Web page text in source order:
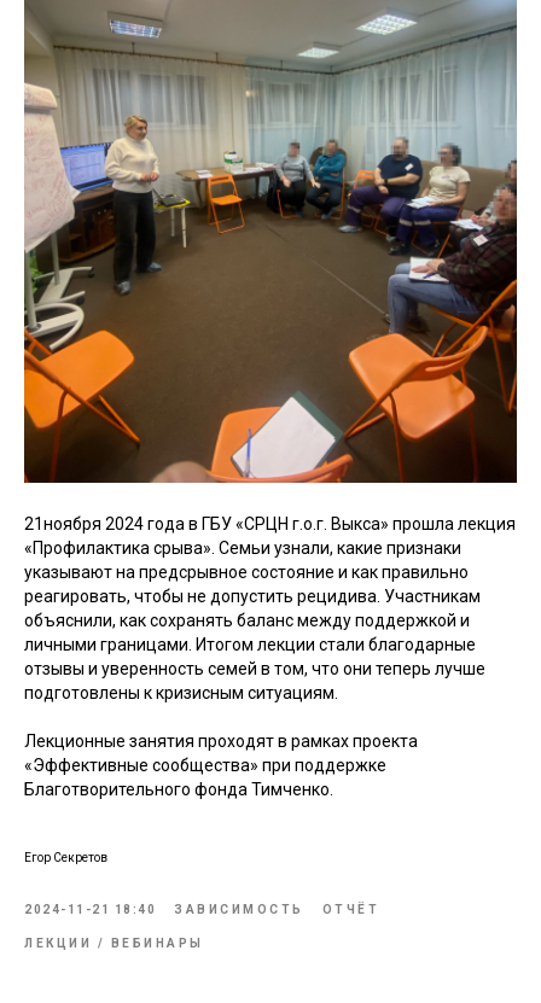
21ноября 2024 года в ГБУ «СРЦН г.о.г. Выкса» прошла лекция
«Профилактика срыва». Семьи узнали, какие признаки
указывают на предсрывное состояние и как правильно
реагировать, чтобы не допустить рецидива. Участникам
объяснили, как сохранять баланс между поддержкой и
личными границами. Итогом лекции стали благодарные
отзывы и уверенность семей в том, что они теперь лучше
подготовлены к кризисным ситуациям.
Лекционные занятия проходят в рамках проекта
«Эффективные сообщества» при поддержке
Благотворительного фонда Тимченко.
Егор Секретов
2024-11-21 18:40 ЗАВИСИМОСТЬ ОТЧЁТ
ЛЕКЦИИ / ВЕБИНАРЫ